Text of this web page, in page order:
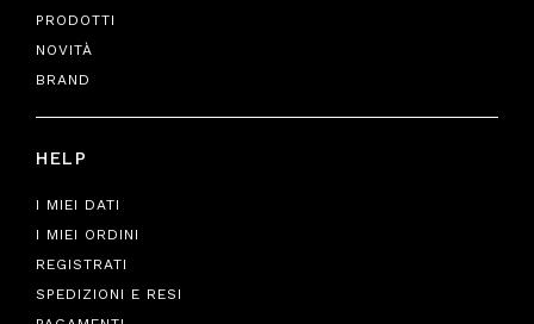
PRODOTTI
NOVITÀ
BRAND
HELP
I MIEI DATI
I MIEI ORDINI
REGISTRATI
SPEDIZIONI E RESI